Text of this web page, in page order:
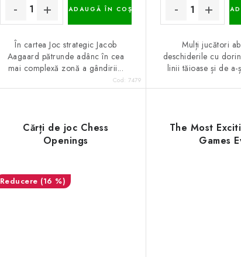
ADAUGĂ ÎN COŞ
În cartea Joc strategic Jacob
Aagaard pătrunde adânc în cea
mai complexă zonă a gândirii...
Cod:7479
Mulți jucători
deschiderile cu
linii tăioase și de a-
Cărți de joc Chess
Openings
(16 %)
The Most
Games